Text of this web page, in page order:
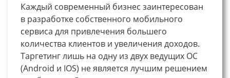
Каждый современный бизнес заинтересован
в разработке собственного мобильного
сервиса для привлечения большего
количества клиентов и увеличения доходов.
Таргетинг лишь на одну из двух ведущих ОС
(Android и IOS) не является лучшим решением